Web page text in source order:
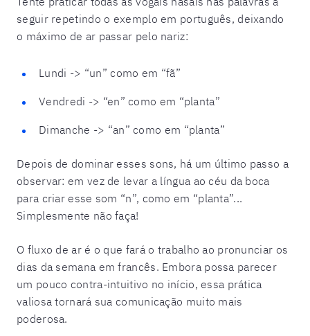
seguir repetindo o exemplo em português, deixando
o máximo de ar passar pelo nariz:
Lundi -> “un” como em “fã”
Vendredi -> “en” como em “planta”
Dimanche -> “an” como em “planta”
Depois de dominar esses sons, há um último passo a
observar: em vez de levar a língua ao céu da boca
para criar esse som “n”, como em “planta”...
Simplesmente não faça!
O fluxo de ar é o que fará o trabalho ao pronunciar os
dias da semana em francês. Embora possa parecer
um pouco contra-intuitivo no início, essa prática
valiosa tornará sua comunicação muito mais
poderosa.